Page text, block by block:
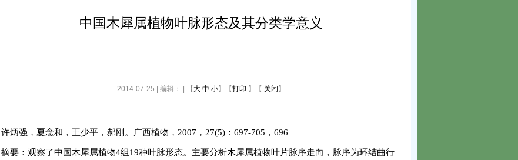
中国木犀属植物叶脉形态及其分类学意义
2014-07-25 | 编辑： | 【大 中 小】【打印 】【 关闭 】
许炳强，夏念和，王少平，郝刚。广西植物， 2007 ， 27(5) ： 697-705 ， 696
摘要：观察了中国木犀属植物4组 19种叶脉形态。主要分析木犀属植物叶片脉序走向，脉序为环结曲行